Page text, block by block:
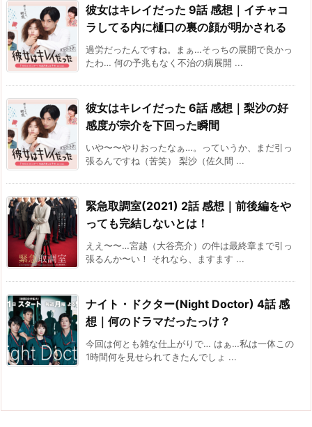
彼女はキレイだった 9話 感想｜イチャコ
ラしてる内に樋口の裏の顔が明かされる
過労だったんですね。まぁ…そっちの展開で良かっ
たわ… 何の予兆もなく不治の病展開 ...
彼女はキレイだった 6話 感想｜梨沙の好
感度が宗介を下回った瞬間
いや〜〜やりおったなぁ…。っていうか、まだ引っ
張るんですね（苦笑） 梨沙（佐久間 ...
緊急取調室(2021) 2話 感想｜前後編をや
っても完結しないとは！
ええ〜〜…宮越（大谷亮介）の件は最終章まで引っ
張るんか〜い！ それなら、ますます ...
ナイト・ドクター(Night Doctor) 4話 感
想｜何のドラマだったっけ？
今回は何とも雑な仕上がりで… はぁ…私は一体この
1時間何を見せられてきたんでしょ ...